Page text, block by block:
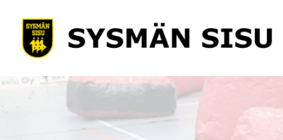
Siirry
sivun
sisältöön
Sysmän Sisu